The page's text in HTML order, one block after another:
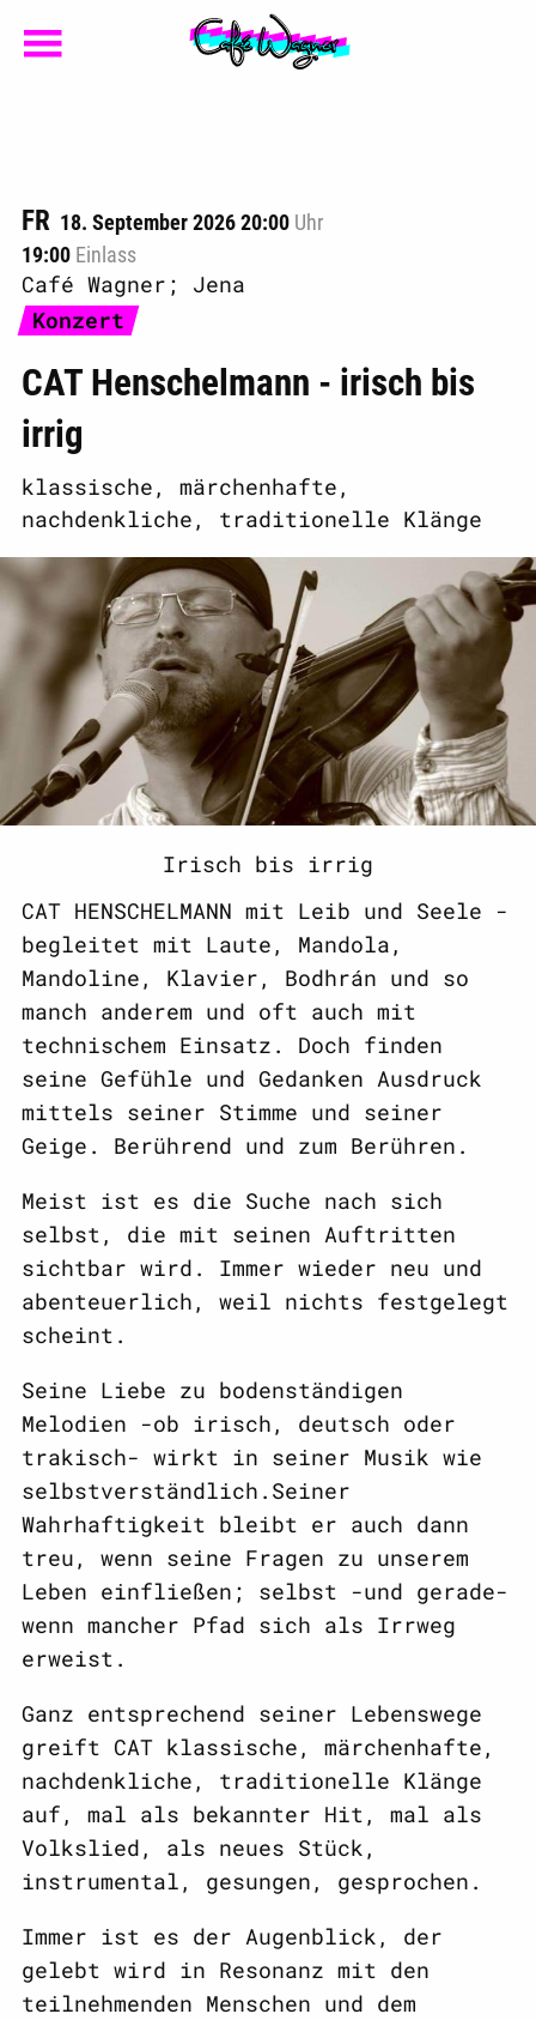
FR 18. September 2026 20:00 Uhr
19:00 Einlass
Café Wagner; Jena
Konzert
CAT Henschelmann - irisch bis
irrig
klassische, märchenhafte,
nachdenkliche, traditionelle Klänge
Irisch bis irrig
CAT HENSCHELMANN mit Leib und Seele -
begleitet mit Laute, Mandola,
Mandoline, Klavier, Bodhrán und so
manch anderem und oft auch mit
technischem Einsatz. Doch finden
seine Gefühle und Gedanken Ausdruck
mittels seiner Stimme und seiner
Geige. Berührend und zum Berühren.
Meist ist es die Suche nach sich
selbst, die mit seinen Auftritten
sichtbar wird. Immer wieder neu und
abenteuerlich, weil nichts festgelegt
scheint.
Seine Liebe zu bodenständigen
Melodien -ob irisch, deutsch oder
trakisch- wirkt in seiner Musik wie
selbstverständlich.Seiner
Wahrhaftigkeit bleibt er auch dann
treu, wenn seine Fragen zu unserem
Leben einfließen; selbst -und gerade-
wenn mancher Pfad sich als Irrweg
erweist.
Ganz entsprechend seiner Lebenswege
greift CAT klassische, märchenhafte,
nachdenkliche, traditionelle Klänge
auf, mal als bekannter Hit, mal als
Volkslied, als neues Stück,
instrumental, gesungen, gesprochen.
Immer ist es der Augenblick, der
gelebt wird in Resonanz mit den
teilnehmenden Menschen und dem